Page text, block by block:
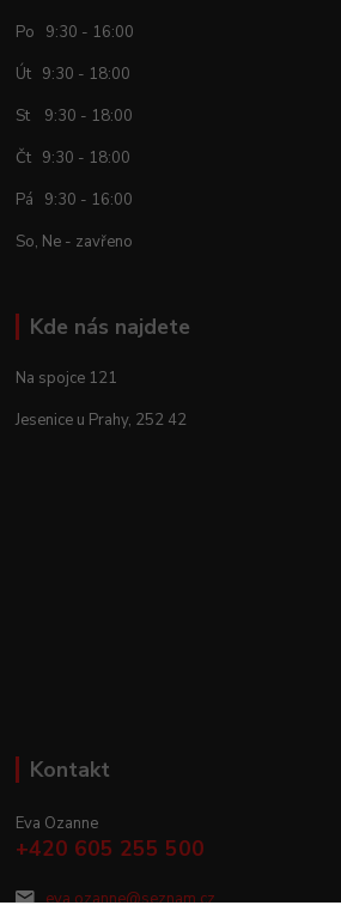
Po 9:30 - 16:00
Út 9:30 - 18:00
St 9:30 - 18:00
Čt 9:30 - 18:00
Pá 9:30 - 16:00
So, Ne - zavřeno
Kde nás najdete
Na spojce 121
Jesenice u Prahy, 252 42
Kontakt
Eva Ozanne
+420 605 255 500
eva.ozanne@seznam.cz